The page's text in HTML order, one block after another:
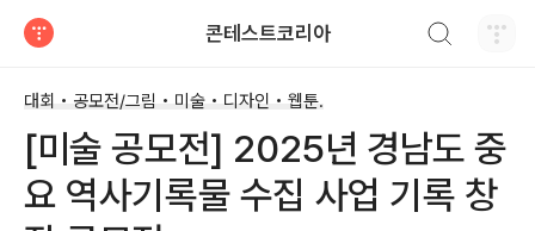
콘테스트코리아
대회 • 공모전/그림 • 미술 • 디자인 • 웹툰.
[미술 공모전] 2025년 경남도 중
요 역사기록물 수집 사업 기록 창